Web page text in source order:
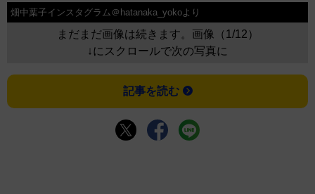
畑中葉子インスタグラム＠hatanaka_yokoより
まだまだ画像は続きます。画像（1/12）
↓にスクロールで次の写真に
記事を読む